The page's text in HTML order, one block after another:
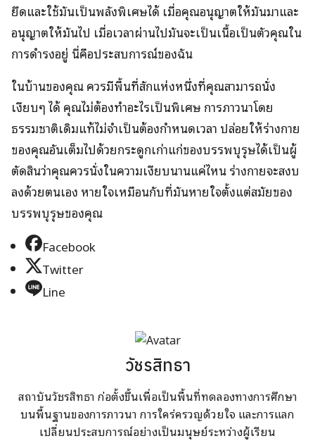
ยึดและใช้มันเป็นพลังพิเศษได้ เมื่อคุณอนุญาตให้มันมาและ
อนุญาตให้มันไป เมื่อเวลาผ่านไปมันจะเป็นเนื้อเป็นตัวคุณใน
การดำรงอยู่ นี่คือประสบการณ์ของฉัน
ในบ้านของคุณ ควรมีพื้นที่สักแห่งหนึ่งที่คุณสามารถนั่ง
เงียบๆ ได้ คุณไม่ต้องทำอะไรเป็นพิเศษ การภาวนาโดย
ธรรมชาติเดิมแท้ไม่จำเป็นต้องกำหนดเวลา ปล่อยให้ร่างกาย
ของคุณอันเต็มไปด้วยกระดูกเก่าแก่ของบรรพบุรุษได้เป็นผู้
ตัดสินว่าคุณควรนั่งในความเงียบนานแค่ไหน ร่างกายจะสงบ
ลงด้วยตนเอง หายใจเหมือนกับที่มันหายใจตั้งแต่สมัยของ
บรรพบุรุษของคุณ
Facebook
Twitter
Line
วัชรสิทธา
สถาบันวัชรสิทธา ก่อตั้งขึ้นเพื่อเป็นพื้นที่ทดลองทางการศึกษา
บนพื้นฐานของการภาวนา การใคร่ครวญด้วยใจ และการแลก
เปลี่ยนประสบการณ์อย่างเป็นมนุษย์ระหว่างผู้เรียน